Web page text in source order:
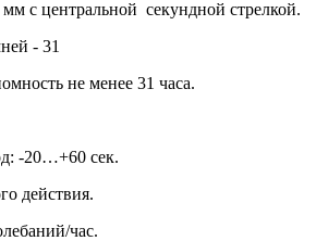
с центральной секундной стрелкой.
- 31
не менее 31 часа.
-20…+60 сек.
действия.
час.